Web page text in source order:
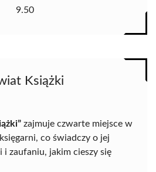
9.50
Książki
zajmuje czwarte miejsce w
co świadczy o jej
zaufaniu, jakim cieszy się